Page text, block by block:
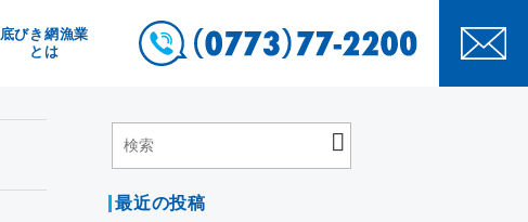
底びき網漁業
とは
最近の投稿